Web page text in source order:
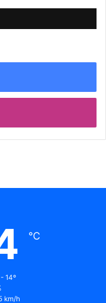
℃
14º
km/h